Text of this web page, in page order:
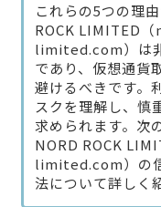
これらの5つの理
ROCK LIMITED
limited.com）は
であり、仮想通貨
避けるべきです。
スクを理解し、慎
求められます。次
NORD ROCK
limited.com）の
法について詳しく